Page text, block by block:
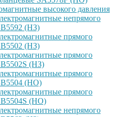
высокого давления
непрямого
(НЗ)
прямого
(НЗ)
прямого
(НЗ)
прямого
(НО)
прямого
(НО)
непрямого